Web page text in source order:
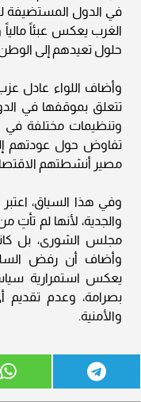
في الدول المستضيفة
الغرب يعكس عبئاً
حلول تعيدهم إلى
وأضاف اللواء عادل
تتعلق بموقفها في
تفاوض حول عودتهم
مصير أنشطتهم
وفي هذا السياق،
والجدية، لأنها لم
مجلس الشورى، بل
وأضاف أن رفض
يعكس استمرارية
بصرامة، وعدم تقديم
والأمنية.